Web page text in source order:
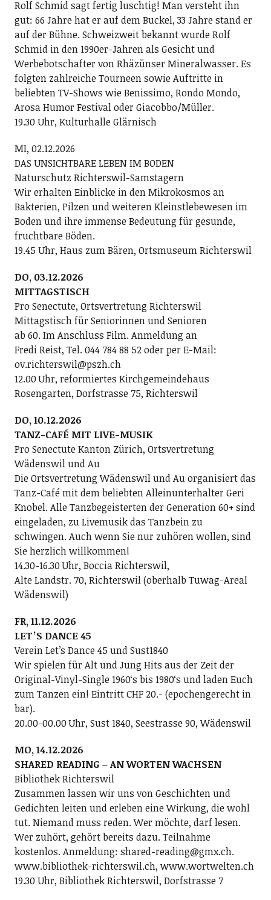
Rolf Schmid sagt fertig luschtig! Man versteht ihn
gut: 66 Jahre hat er auf dem Buckel, 33 Jahre stand er
auf der Bühne. Schweizweit bekannt wurde Rolf
Schmid in den 1990er-Jahren als Gesicht und
Werbebotschafter von Rhäzünser Mineralwasser. Es
folgten zahlreiche Tourneen sowie Auftritte in
beliebten TV-Shows wie Benissimo, Rondo Mondo,
Arosa Humor Festival oder Giacobbo/Müller.
19.30 Uhr, Kulturhalle Glärnisch
MI, 02.12.2026
DAS UNSICHTBARE LEBEN IM BODEN
Naturschutz Richterswil-Samstagern
Wir erhalten Einblicke in den Mikrokosmos an
Bakterien, Pilzen und weiteren Kleinstlebewesen im
Boden und ihre immense Bedeutung für gesunde,
fruchtbare Böden.
19.45 Uhr, Haus zum Bären, Ortsmuseum Richterswil
DO, 03.12.2026
MITTAGSTISCH
Pro Senectute, Ortsvertretung Richterswil
Mittagstisch für Seniorinnen und Senioren
ab 60. Im Anschluss Film. Anmeldung an
Fredi Reist, Tel. 044 784 88 52 oder per E-Mail:
ov.richterswil@pszh.ch
12.00 Uhr, reformiertes Kirchgemeindehaus
Rosengarten, Dorfstrasse 75, Richterswil
DO, 10.12.2026
TANZ-CAFÉ MIT LIVE-MUSIK
Pro Senectute Kanton Zürich, Ortsvertretung
Wädenswil und Au
Die Ortsvertretung Wädenswil und Au organisiert das
Tanz-Café mit dem beliebten Alleinunterhalter Geri
Knobel. Alle Tanzbegeisterten der Generation 60+ sind
eingeladen, zu Livemusik das Tanzbein zu
schwingen. Auch wenn Sie nur zuhören wollen, sind
Sie herzlich willkommen!
14.30-16.30 Uhr, Boccia Richterswil,
Alte Landstr. 70, Richterswil (oberhalb Tuwag-Areal
Wädenswil)
FR, 11.12.2026
LETʼS DANCE 45
Verein Letʼs Dance 45 und Sust1840
Wir spielen für Alt und Jung Hits aus der Zeit der
Original-Vinyl-Single 1960ʻs bis 1980ʻs und laden Euch
zum Tanzen ein! Eintritt CHF 20.- (epochengerecht in
bar).
20.00-00.00 Uhr, Sust 1840, Seestrasse 90, Wädenswil
MO, 14.12.2026
SHARED READING – AN WORTEN WACHSEN
Bibliothek Richterswil
Zusammen lassen wir uns von Geschichten und
Gedichten leiten und erleben eine Wirkung, die wohl
tut. Niemand muss reden. Wer möchte, darf lesen.
Wer zuhört, gehört bereits dazu. Teilnahme
kostenlos. Anmeldung: shared-reading@gmx.ch.
www.bibliothek-richterswil.ch, www.wortwelten.ch
19.30 Uhr, Bibliothek Richterswil, Dorfstrasse 7